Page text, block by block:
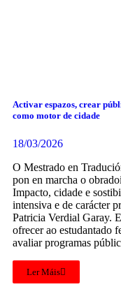
Activar espazos, crear
como motor de cidade
18/03/2026
O Mestrado en
pon en marcha o
Impacto, cidade e
intensiva e de carácter
Patricia Verdial Garay.
ofrecer ao estudantado
avaliar programas
Ler Máis